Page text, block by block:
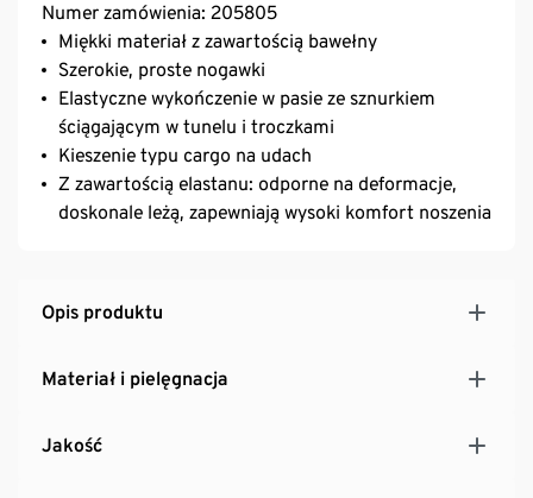
Numer zamówienia: 205805
Miękki materiał z zawartością bawełny
Szerokie, proste nogawki
Elastyczne wykończenie w pasie ze sznurkiem
ściągającym w tunelu i troczkami
Kieszenie typu cargo na udach
Z zawartością elastanu: odporne na deformacje,
doskonale leżą, zapewniają wysoki komfort noszenia
Opis produktu
Materiał i pielęgnacja
Jakość